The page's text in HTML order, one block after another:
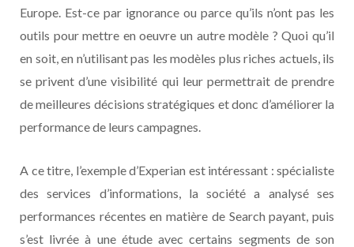
Europe. Est-ce par ignorance ou parce qu’ils n’ont pas les
outils pour mettre en oeuvre un autre modèle ? Quoi qu’il
en soit, en n’utilisant pas les modèles plus riches actuels, ils
se privent d’une visibilité qui leur permettrait de prendre
de meilleures décisions stratégiques et donc d’améliorer la
performance de leurs campagnes.
A ce titre, l’exemple d’Experian est intéressant : spécialiste
des services d’informations, la société a analysé ses
performances récentes en matière de Search payant, puis
s’est livrée à une étude avec certains segments de son